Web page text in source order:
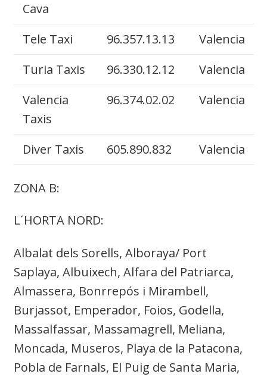
Cava
Tele Taxi 96.357.13.13
Valencia
Turia Taxis
96.330.12.12
Valencia
Valencia
Taxis
96.374.02.02 Valencia
Diver Taxis 605.890.832 Valencia
ZONA B:
L´HORTA NORD:
Albalat dels Sorells, Alboraya/ Port
Saplaya, Albuixech, Alfara del Patriarca,
Almassera, Bonrrepós i Mirambell,
Burjassot, Emperador, Foios, Godella,
Massalfassar, Massamagrell, Meliana,
Moncada, Museros, Playa de la Patacona,
Pobla de Farnals, El Puig de Santa Maria,